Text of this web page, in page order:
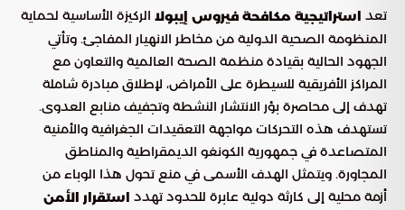
تعد استراتيجية مكافحة فيروس إيبولا الركيزة الأساسية لحماية
المنظومة الصحية الدولية من مخاطر الانهيار المفاجئ. وتأتي
الجهود الحالية بقيادة منظمة الصحة العالمية والتعاون مع
المراكز الأفريقية للسيطرة على الأمراض، لإطلاق مبادرة شاملة
تهدف إلى محاصرة بؤر الانتشار النشطة وتجفيف منابع العدوى.
تستهدف هذه التحركات مواجهة التعقيدات الجغرافية والأمنية
المتصاعدة في جمهورية الكونغو الديمقراطية والمناطق
المجاورة. ويتمثل الهدف الأسمى في منع تحول هذا الوباء من
أزمة محلية إلى كارثة دولية عابرة للحدود تهدد استقرار الأمن